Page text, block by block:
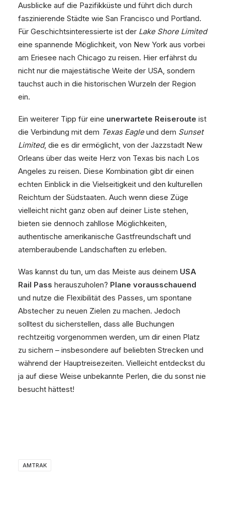
Ausblicke auf die Pazifikküste und führt dich durch
faszinierende Städte wie San Francisco und Portland.
Für Geschichtsinteressierte ist der Lake Shore Limited
eine spannende Möglichkeit, von New York aus vorbei
am Eriesee nach Chicago zu reisen. Hier erfährst du
nicht nur die majestätische Weite der USA, sondern
tauchst auch in die historischen Wurzeln der Region
ein.
Ein weiterer Tipp für eine unerwartete Reiseroute ist
die Verbindung mit dem Texas Eagleund dem Sunset
Limited, die es dir ermöglicht, von der Jazzstadt New
Orleans über das weite Herz von Texas bis nach Los
Angeles zu reisen. Diese Kombination gibt dir einen
echten Einblick in die Vielseitigkeit und den kulturellen
Reichtum der Südstaaten. Auch wenn diese Züge
vielleicht nicht ganz oben auf deiner Liste stehen,
bieten sie dennoch zahllose Möglichkeiten,
authentische amerikanische Gastfreundschaft und
atemberaubende Landschaften zu erleben.
Was kannst du tun, um das Meiste aus deinem USA
Rail Pass herauszuholen? Plane vorausschauend
und nutze die Flexibilität des Passes, um spontane
Abstecher zu neuen Zielen zu machen. Jedoch
solltest du sicherstellen, dass alle Buchungen
rechtzeitig vorgenommen werden, um dir einen Platz
zu sichern – insbesondere auf beliebten Strecken und
während der Hauptreisezeiten. Vielleicht entdeckst du
ja auf diese Weise unbekannte Perlen, die du sonst nie
besucht hättest!
AMTRAK